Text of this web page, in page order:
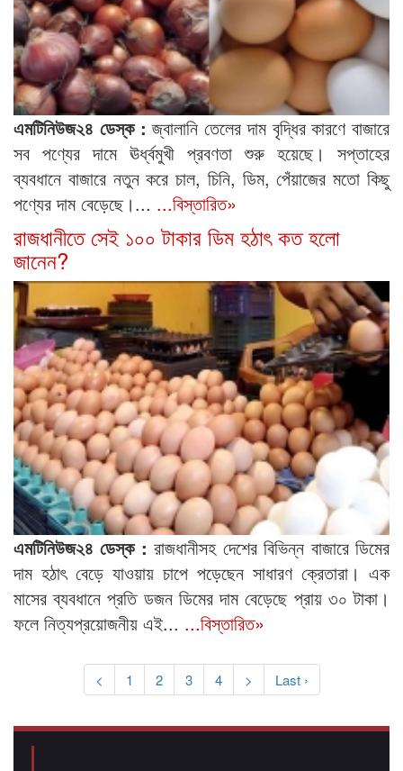
এমটিনিউজ২৪ ডেস্ক : জ্বালানি তেলের দাম বৃদ্ধির কারণে বাজারে
সব পণ্যের দামে ঊর্ধ্বমুখী প্রবণতা শুরু হয়েছে। সপ্তাহের
ব্যবধানে বাজারে নতুন করে চাল, চিনি, ডিম, পেঁয়াজের মতো কিছু
পণ্যের দাম বেড়েছে।... ...বিস্তারিত»
রাজধানীতে সেই ১০০ টাকার ডিম হঠাৎ কত হলো
জানেন?
এমটিনিউজ২৪ ডেস্ক :রাজধানীসহ দেশের বিভিন্ন বাজারে ডিমের
দাম হঠাৎ বেড়ে যাওয়ায় চাপে পড়েছেন সাধারণ ক্রেতারা। এক
মাসের ব্যবধানে প্রতি ডজন ডিমের দাম বেড়েছে প্রায় ৩০ টাকা।
ফলে নিত্যপ্রয়োজনীয় এই... ...বিস্তারিত»
< 1 2 3 4 > Last ›